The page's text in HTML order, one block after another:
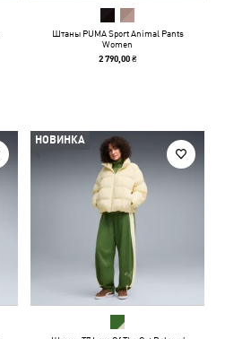
Штаны PUMA Sport Animal Pants
Women
2 790,00 ₴
НОВИНКА